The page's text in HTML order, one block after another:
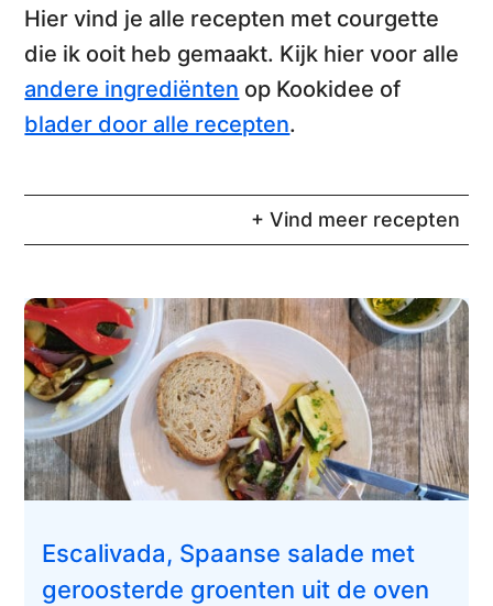
Hier vind je alle recepten met courgette
die ik ooit heb gemaakt. Kijk hier voor alle
andere ingrediënten op Kookidee of
blader door alle recepten.
+ Vind meer recepten
Escalivada, Spaanse salade met
geroosterde groenten uit de oven